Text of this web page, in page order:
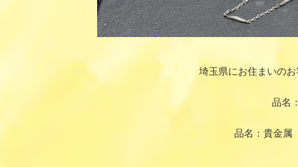
埼玉県にお住まいの
品名
品名：貴金